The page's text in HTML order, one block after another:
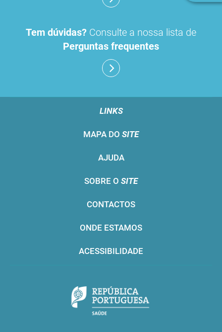
Tem dúvidas? Consulte a nossa lista de
Perguntas frequentes
LINKS
MAPA DO SITE
AJUDA
SOBRE O SITE
CONTACTOS
ONDE ESTAMOS
ACESSIBILIDADE